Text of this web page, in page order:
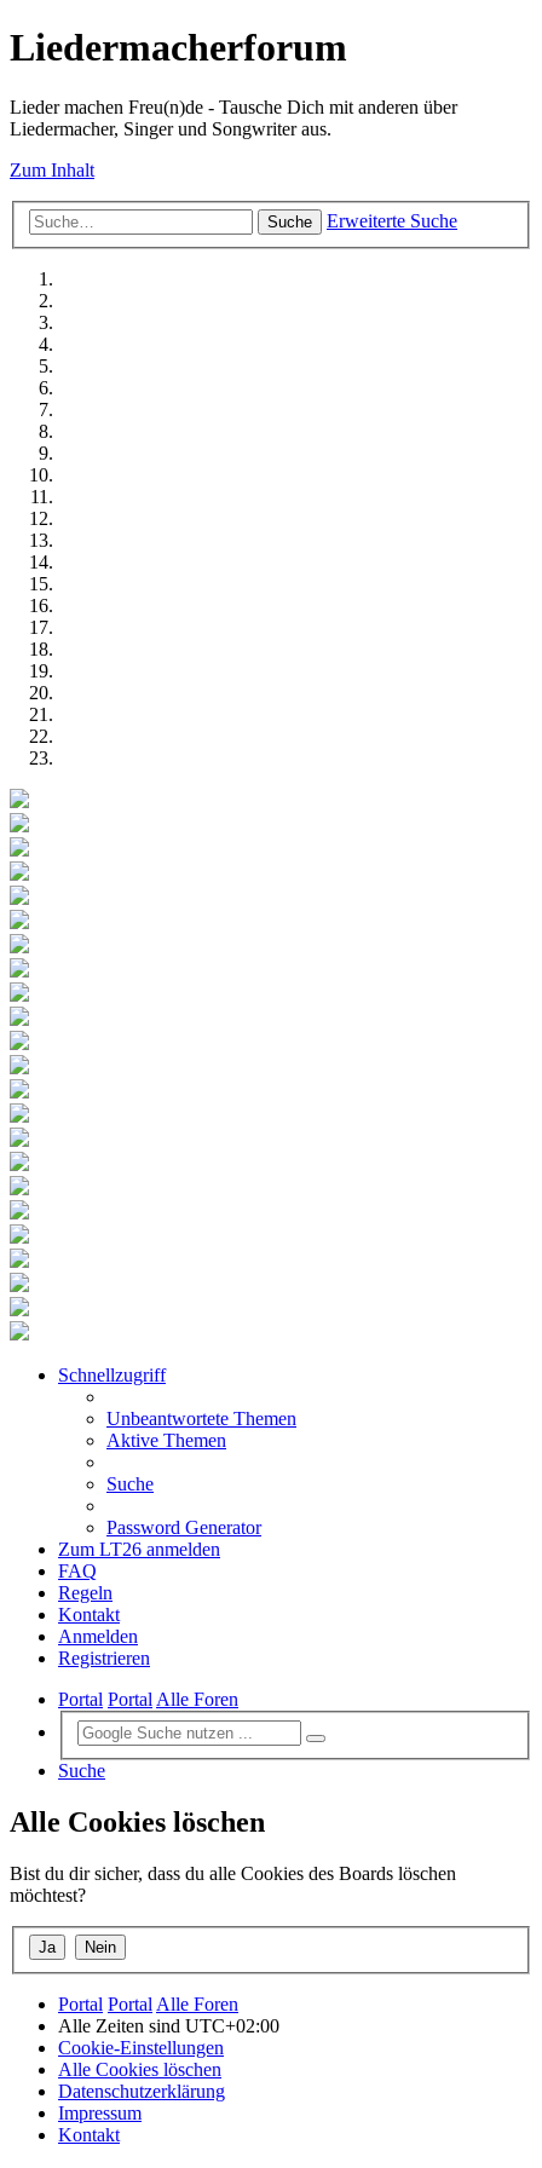
Liedermacherforum
Lieder machen Freu(n)de - Tausche Dich mit anderen über
Liedermacher, Singer und Songwriter aus.
Zum Inhalt
Suche Erweiterte Suche
Schnellzugriff
Unbeantwortete Themen
Aktive Themen
Suche
Password Generator
Zum LT26 anmelden
FAQ
Regeln
Kontakt
Anmelden
Registrieren
Portal PortalAlle Foren
Suche
Alle Cookies löschen
Bist du dir sicher, dass du alle Cookies des Boards löschen
möchtest?
Portal PortalAlle Foren
Alle Zeiten sind UTC+02:00
Cookie-Einstellungen
Alle Cookies löschen
Datenschutzerklärung
Impressum
Kontakt